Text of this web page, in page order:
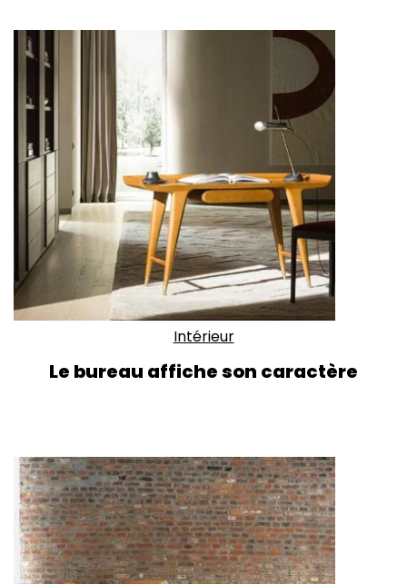
Intérieur
Le bureau affiche son caractère